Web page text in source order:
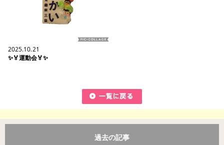
2025.10.21
✨🏅運動会🏅✨
過去の記事